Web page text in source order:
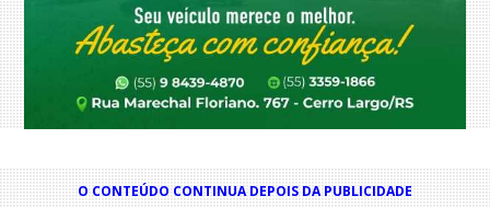
O CONTEÚDO CONTINUA DEPOIS DA PUBLICIDADE